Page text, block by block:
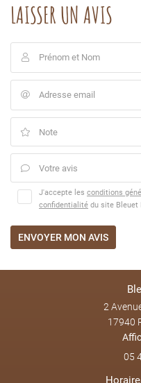
La Boutique
Savoir-Faire
Évènements
Créations
LAISSER UN AVIS
 Prénom et Nom
 Adresse email
 Note
 Votre avis
J'accepte les conditions
confidentialité du site Bleuet
ENVOYER MON AVIS
2
17940
05